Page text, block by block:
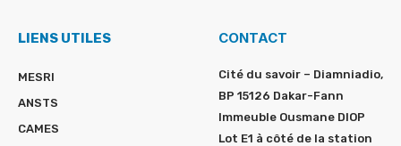
LIENS UTILES
MESRI
ANSTS
CAMES
CONTACT
Cité du savoir – Diamniadio,
BP 15126 Dakar-Fann
Immeuble Ousmane DIOP
Lot E1 à côté de la station